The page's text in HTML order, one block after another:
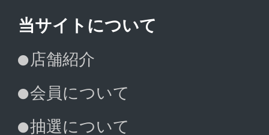
当サイトについて
店舗紹介
会員について
抽選について